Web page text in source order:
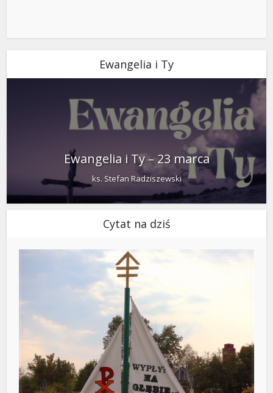
Ewangelia i Ty
Ewangelia i Ty – 23 marca
ks. Stefan Radziszewski
Cytat na dziś